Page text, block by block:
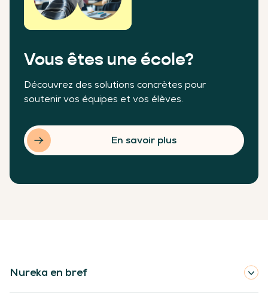
Vous êtes une école?
Découvrez des solutions concrètes pour
soutenir vos équipes et vos élèves.
En savoir plus
Nureka en bref